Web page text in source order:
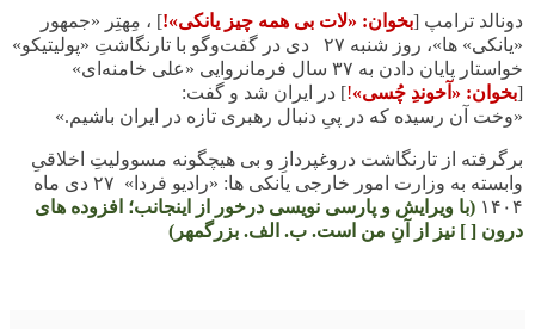
دونالد ترامپ [بخوان: «لات بی همه چیز یانکی»!] ، مِهتِر «‌جمهور
«یانکی» ها»، روز شنبه ۲۷
دی در گفت‌وگو با تارنگاشتِ «پولیتیکو»
خواستار پایان دادن به ۳۷ سال فرمانروایی «علی خامنه‌ای»
[بخوان: «آخوندِ چُسی»!] در ایران شد و گفت:
«وخت آن رسیده که در پیِ دنبال رهبری تازه در ایران باشیم.
»
برگرفته از تارنگاشت دروغپردازِ و بی هیچگونه مسوولیتِ اخلاقیِ
وابسته به وزارت امور خارجی یانکی ها: «رادیو فردا» ٢٧ دی ماه
١۴٠۴ (با ویرایش و پارسی نویسی درخور از اینجانب؛ افزوده های
درون [ ] نیز از آنِ من است. ب. الف. بزرگمهر)